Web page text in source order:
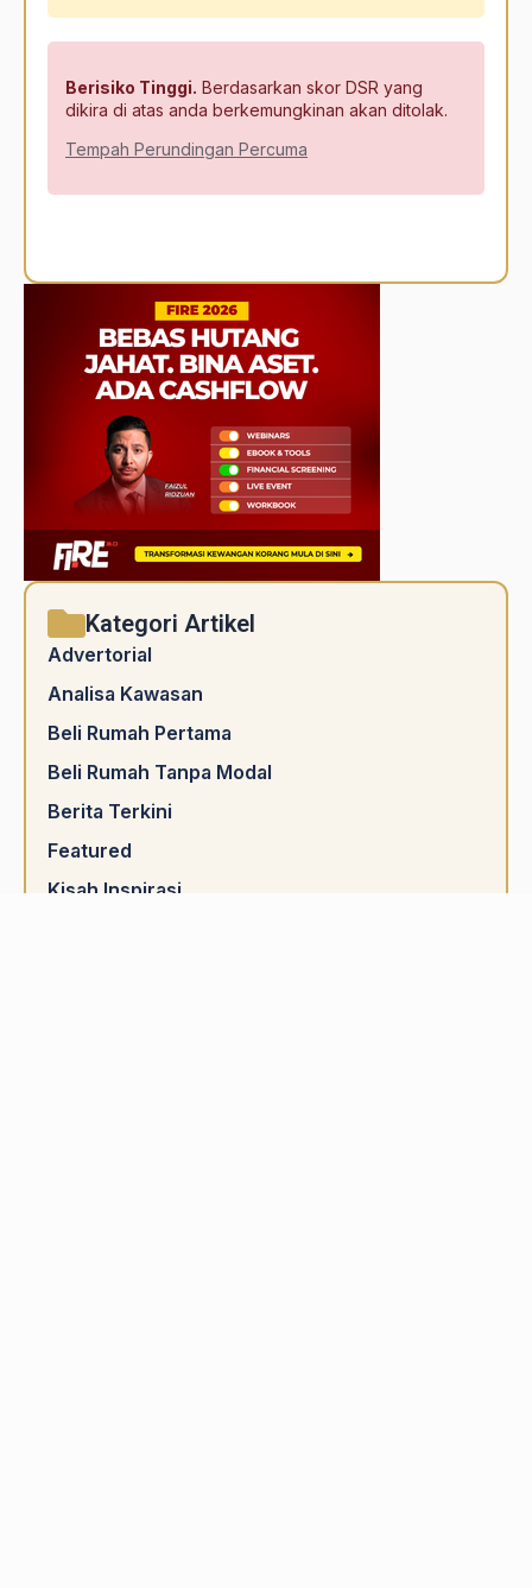
Berisiko Tinggi. Berdasarkan skor DSR yang
dikira di atas anda berkemungkinan akan ditolak.
Tempah Perundingan Percuma
Kategori Artikel
Advertorial
Analisa Kawasan
Beli Rumah Pertama
Beli Rumah Tanpa Modal
Berita Terkini
Featured
Kisah Inspirasi